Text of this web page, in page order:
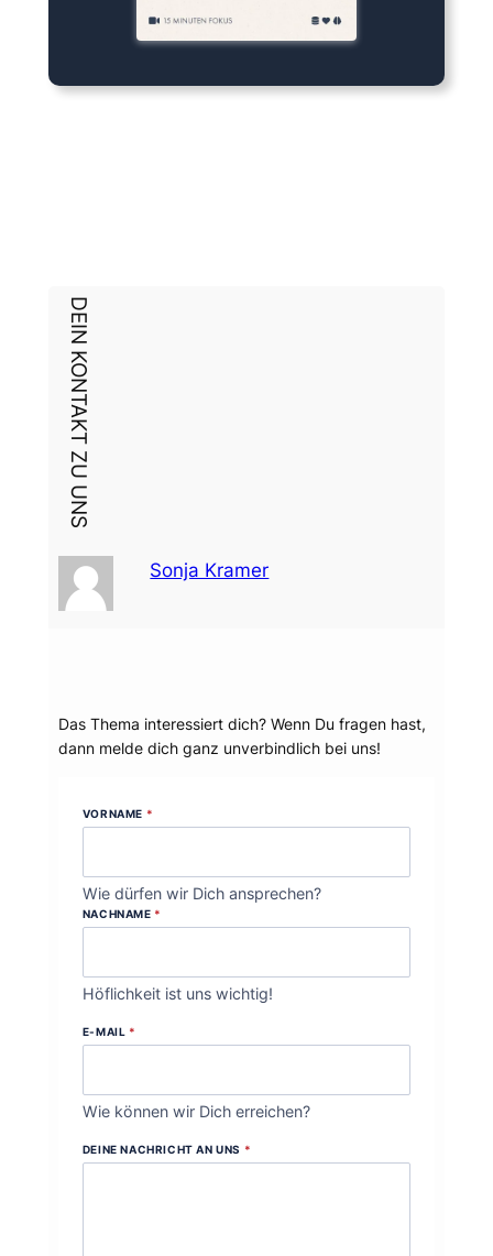
DEIN KONTAKT ZU UNS
Sonja Kramer
Das Thema interessiert dich? Wenn Du fragen hast,
dann melde dich ganz unverbindlich bei uns!
VORNAME *
Wie dürfen wir Dich ansprechen?
NACHNAME *
Höflichkeit ist uns wichtig!
E-MAIL *
Wie können wir Dich erreichen?
DEINE NACHRICHT AN UNS *